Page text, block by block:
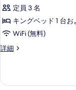
定員 3 名
キングベッド 1 台
WiFi (無料)
詳細
客
細